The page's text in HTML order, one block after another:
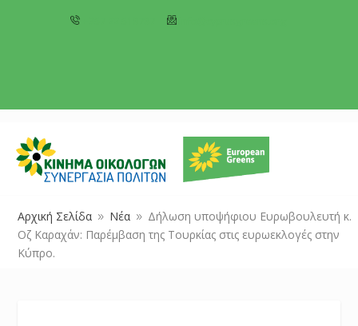
Αρχική Σελίδα 9 Νέα 9 Δήλωση υποψήφιου Ευρωβουλευτή κ.
Οζ Καραχάν: Παρέμβαση της Τουρκίας στις ευρωεκλογές στην
Κύπρο.